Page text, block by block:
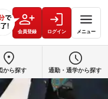
会員登録 ログイン メニュー
から探す 通勤・通学から探す